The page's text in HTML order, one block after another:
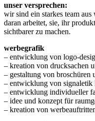
unser versprechen:
wir sind ein starkes team
daran arbeitet, sie, ihr
sichtbarer zu machen.
werbegrafik
– entwicklung von logo-
– kreation von drucksachen
– gestaltung von broschüren
– entwicklung von signaletik
– entwicklung individueller
– idee und konzept für
– kreation von